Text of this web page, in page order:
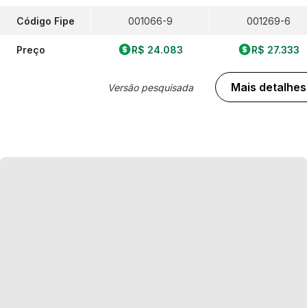
Código Fipe
Preço
001066-9
R$ 24.083
Versão pesquisada
001269-6
R$ 27.333
Mais detalhes